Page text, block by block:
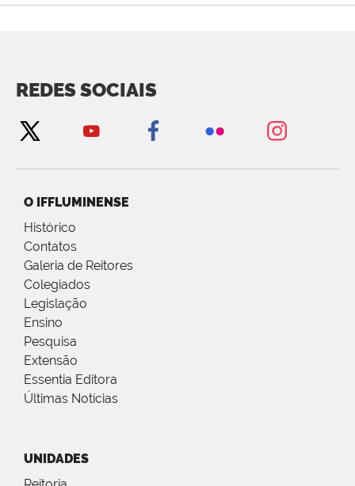
REDES SOCIAIS
O IFFLUMINENSE
Histórico
Contatos
Galeria de Reitores
Colegiados
Legislação
Ensino
Pesquisa
Extensão
Essentia Editora
Últimas Notícias
UNIDADES